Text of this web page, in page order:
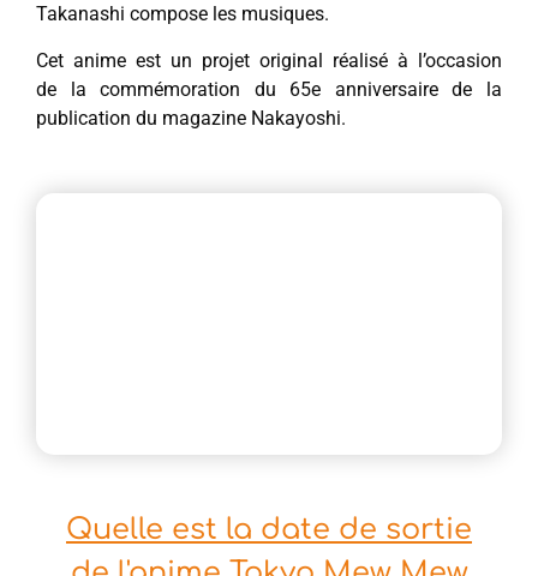
Takanashi compose les musiques.
Cet anime est un projet original réalisé à l’occasion
de la commémoration du 65e anniversaire de la
publication du magazine Nakayoshi.
Quelle est la date de sortie